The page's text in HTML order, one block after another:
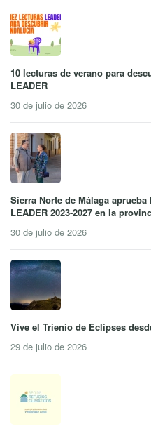
10 lecturas de verano para
LEADER
30 de julio de 2026
Sierra Norte de Málaga
LEADER 2023-2027 en la
30 de julio de 2026
Vive el Trienio de Eclipses
29 de julio de 2026